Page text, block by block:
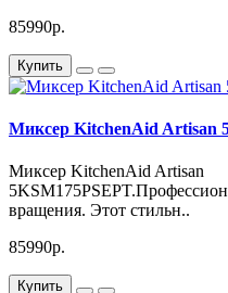
85990р.
Купить
Миксер KitchenAid Artisan
Миксер KitchenAid Artisan
вращения. Этот стильн..
85990р.
Купить